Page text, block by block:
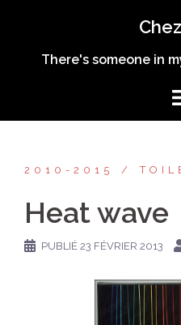
contenuThere's someone in
2010-2015
Heat wave
PUBLIÉ 23 FÉVRIER 2013